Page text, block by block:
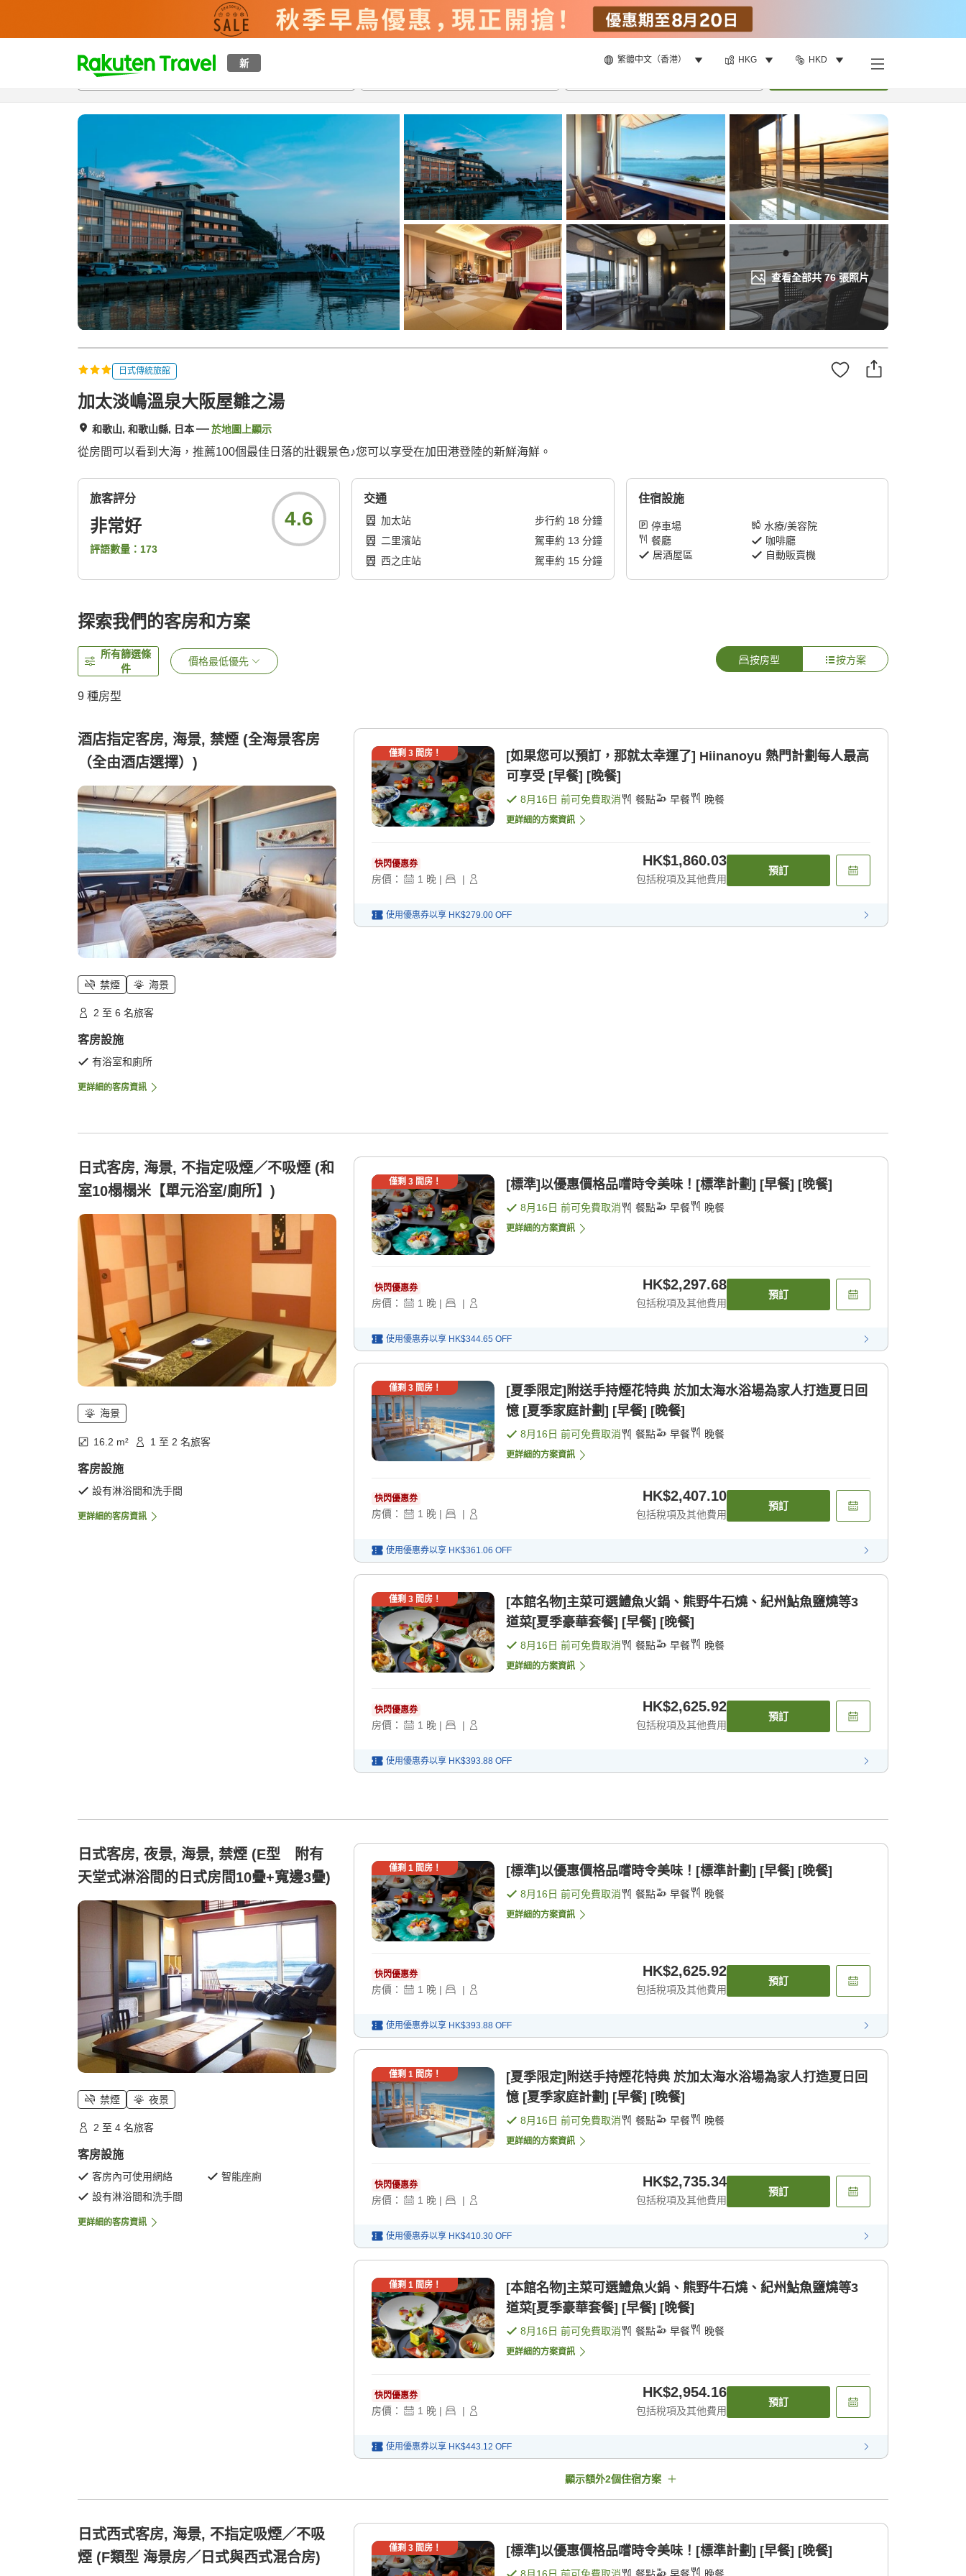
新 繁體中文（香港） HKG HKD
t
p
a
s
e
a
r
c
h
查看全部共76張照片
概覽房間及住宿方案 評價設施
日式傳統旅館
加太淡嶋溫泉大阪屋雛之湯
和歌山, 和歌山縣, 日本 於地圖上顯示
從房間可以看到大海，推薦100個最佳日落的壯觀景色♪您可以享受在加田港登陸的新鮮海鮮。
旅客評分
非常好
評語數量： 173
4.6
交通
加太站 步行約 18 分鐘
二里濱站
駕車約 13 分鐘
西之庄站
駕車約 15分鐘
住宿設施
停車場
水療/美容院
餐廳
咖啡廳
居酒屋區
自動販賣機
探索我們的客房和方案
所有篩選條
件
價格最低優先 按房型 按方案
9 種房型
酒店指定客房, 海景, 禁煙 (全海景客房
（全由酒店選擇）)
禁煙 海景
2 至 6 名旅客
客房設施
有浴室和廁所
更詳細的客房資訊
僅剩 3間房！
[如果您可以預訂，那就太幸運了] Hiinanoyu 熱門計劃每人最高
可享受 [早餐] [晚餐]
8月16日 前可免費取消 餐點 早餐 晚餐
更詳細的方案資訊
快閃優惠券
房價： 1 晚 | |
HK$1,860.03
包括稅項及其他費用
預訂
使用優惠券以享 HK$279.00 OFF
日式客房, 海景, 不指定吸煙／不吸煙 (和
室10榻榻米【單元浴室/廁所】)
海景
16.2 m² 1 至 2 名旅客
客房設施
設有淋浴間和洗手間
更詳細的客房資訊
僅剩 3間房！ [標準]以優惠價格品嚐時令美味！[標準計劃] [早餐] [晚餐]
8月16日 前可免費取消 餐點 早餐 晚餐
更詳細的方案資訊
快閃優惠券
房價： 1 晚 | |
HK$2,297.68
包括稅項及其他費用
預訂
使用優惠券以享 HK$344.65 OFF
僅剩 3間房！
[夏季限定]附送手持煙花特典 於加太海水浴場為家人打造夏日回
憶 [夏季家庭計劃] [早餐] [晚餐]
8月16日 前可免費取消 餐點 早餐 晚餐
更詳細的方案資訊
快閃優惠券
房價： 1 晚 | |
HK$2,407.10
包括稅項及其他費用
預訂
使用優惠券以享 HK$361.06 OFF
僅剩 3間房！
[本館名物]主菜可選鱧魚火鍋、熊野牛石燒、紀州鮎魚鹽燒等3
道菜[夏季豪華套餐] [早餐] [晚餐]
8月16日 前可免費取消 餐點 早餐 晚餐
更詳細的方案資訊
快閃優惠券
房價： 1 晚 | |
HK$2,625.92
包括稅項及其他費用
預訂
使用優惠券以享 HK$393.88 OFF
日式客房, 夜景, 海景, 禁煙 (E型 附有
天堂式淋浴間的日式房間10疊+寬邊3疊)
禁煙 夜景
2 至 4 名旅客
客房設施
客房內可使用網絡
智能座廁
設有淋浴間和洗手間
更詳細的客房資訊
僅剩 1 間房！ [標準]以優惠價格品嚐時令美味！[標準計劃] [早餐] [晚餐]
8月16日 前可免費取消 餐點 早餐 晚餐
更詳細的方案資訊
快閃優惠券
房價： 1 晚 | |
HK$2,625.92
包括稅項及其他費用
預訂
使用優惠券以享 HK$393.88 OFF
僅剩 1 間房！
[夏季限定]附送手持煙花特典 於加太海水浴場為家人打造夏日回
憶 [夏季家庭計劃] [早餐] [晚餐]
8月16日 前可免費取消 餐點 早餐 晚餐
更詳細的方案資訊
快閃優惠券
房價： 1 晚 | |
HK$2,735.34
包括稅項及其他費用
預訂
使用優惠券以享 HK$410.30 OFF
僅剩 1 間房！
[本館名物]主菜可選鱧魚火鍋、熊野牛石燒、紀州鮎魚鹽燒等3
道菜[夏季豪華套餐] [早餐] [晚餐]
8月16日 前可免費取消 餐點 早餐 晚餐
更詳細的方案資訊
快閃優惠券
房價： 1 晚 | |
HK$2,954.16
包括稅項及其他費用
預訂
使用優惠券以享 HK$443.12 OFF
顯示額外2個住宿方案
日式西式客房, 海景, 不指定吸煙／不吸
煙 (F類型 海景房／日式與西式混合房)
僅剩 3間房！ [標準]以優惠價格品嚐時令美味！[標準計劃] [早餐] [晚餐]
8月16日 前可免費取消 餐點 早餐 晚餐